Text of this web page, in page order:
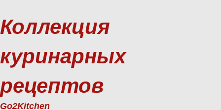
Коллекция
куринарных
рецептов
Go2Kitchen